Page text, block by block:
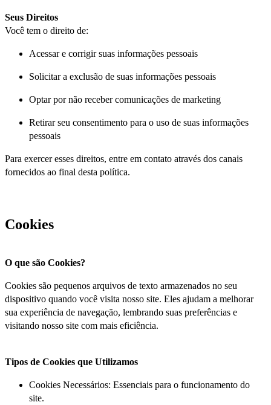
Seus Direitos
Você tem o direito de:
Acessar e corrigir suas informações pessoais
Solicitar a exclusão de suas informações pessoais
Optar por não receber comunicações de marketing
Retirar seu consentimento para o uso de suas informações
pessoais
Para exercer esses direitos, entre em contato através dos canais
fornecidos ao final desta política.
Cookies
O que são Cookies?
Cookies são pequenos arquivos de texto armazenados no seu
dispositivo quando você visita nosso site. Eles ajudam a melhorar
sua experiência de navegação, lembrando suas preferências e
visitando nosso site com mais eficiência.
Tipos de Cookies que Utilizamos
Cookies Necessários: Essenciais para o funcionamento do
site.